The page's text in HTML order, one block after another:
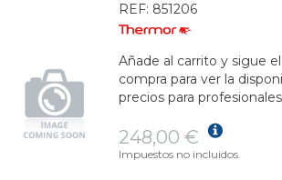
REF: 851206
Añade al carrito y sigue
compra para ver la
precios para
248,00 €
Impuestos no incluidos.